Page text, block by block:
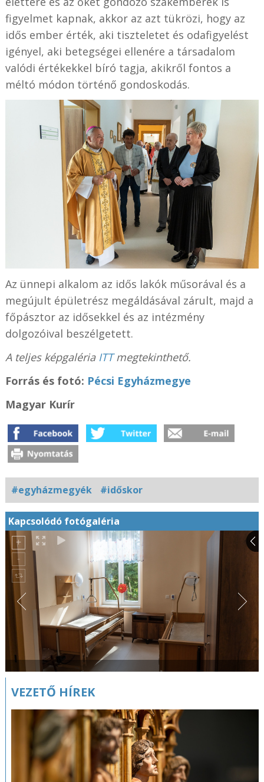
figyelmet kapnak, akkor az azt tükrözi, hogy az
idős ember érték, aki tiszteletet és odafigyelést
igényel, aki betegségei ellenére a társadalom
valódi értékekkel bíró tagja, akikről fontos a
méltó módon történő gondoskodás.
Az ünnepi alkalom az idős lakók műsorával és a
megújult épületrész megáldásával zárult, majd a
főpásztor az idősekkel és az intézmény
dolgozóival beszélgetett.
A teljes képgaléria ITTmegtekinthető.
Forrás és fotó: Pécsi Egyházmegye
Magyar Kurír
#egyházmegyék #időskor
Kapcsolódó fotógaléria
VEZETŐ HÍREK